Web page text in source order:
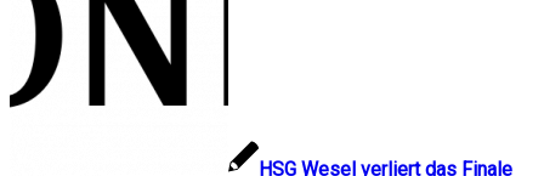
HSG Wesel verliert das Finale